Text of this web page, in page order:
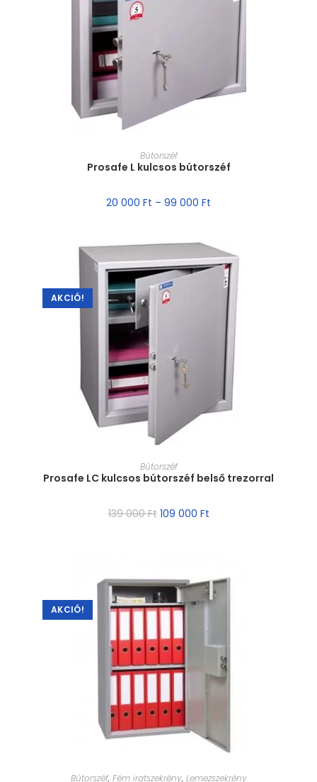
MÉRET VÁLASZTÁSA
Bútorszéf
Prosafe L kulcsos bútorszéf
20 000 Ft – 99 000 Ft
AKCIÓ!
MÉRET VÁLASZTÁSA
Bútorszéf
Prosafe LC kulcsos bútorszéf belső trezorral
139 000Ft 109 000 Ft
AKCIÓ!
MÉRET VÁLASZTÁSA
Bútorszéf, Fém iratszekrény, Lemezszekrény